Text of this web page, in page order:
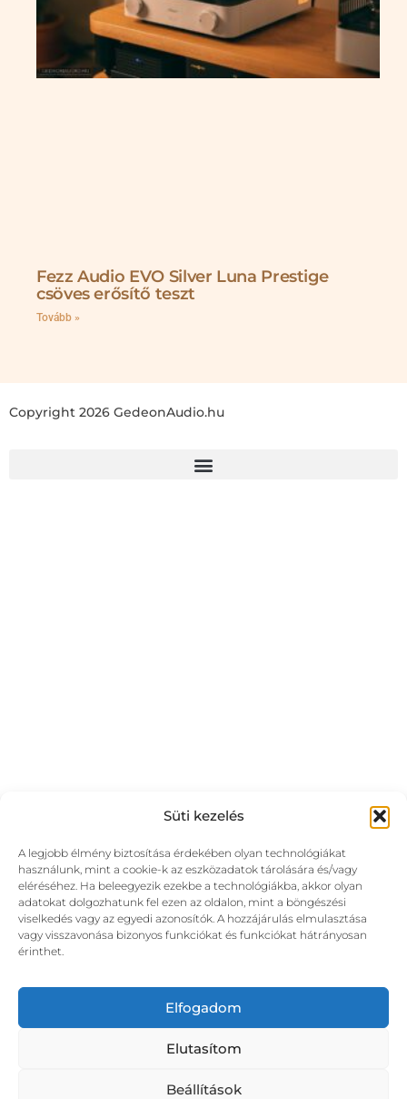
Süti kezelés
A legjobb élmény biztosítása érdekében olyan technológiákat
használunk, mint a cookie-k az eszközadatok tárolására és/vagy
eléréséhez. Ha beleegyezik ezekbe a technológiákba, akkor olyan
adatokat dolgozhatunk fel ezen az oldalon, mint a böngészési
viselkedés vagy az egyedi azonosítók. A hozzájárulás elmulasztása
vagy visszavonása bizonyos funkciókat és funkciókat hátrányosan
érinthet.
Elfogadom
Elutasítom
Beállítások
Fezz Audio EVO Silver Luna Prestige
csöves erősítő teszt
Tovább »
Copyright 2026 GedeonAudio.hu